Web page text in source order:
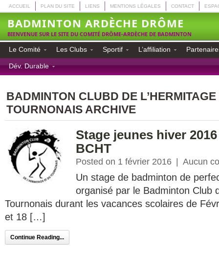
ACCUEIL PLAN DU SITE LIENS MENTIONS LÉGALES CONTACT
BADMINTON ARDÈCHE DRÔME
BIENVENUE SUR LE SITE DU COMITÉ DRÔME-ARDÈCHE DE BADMINTON
Le Comité Les Clubs Sportif L’affiliation
Dév. Durable
BADMINTON CLUBD DE L’HERMITAGE
TOURNONAIS ARCHIVE
Stage jeunes hiver
BCHT
Posted on 1 février 2016 Aucun
Un stage de badminton de
organisé par le Badminton Club
Tournonais durant les vacances scolaires de
et 18 […]
Continue Reading...